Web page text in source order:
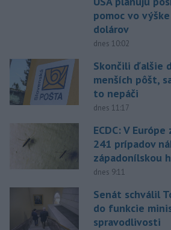
pomoc vo
dolárov
dnes 10:02
Skončili ďalšie
menších pôšt,
to nepáči
dnes 11:17
ECDC: V
241 prípadov
západonílskou
dnes 9:11
Senát schválil
do funkcie
spravodlivosti